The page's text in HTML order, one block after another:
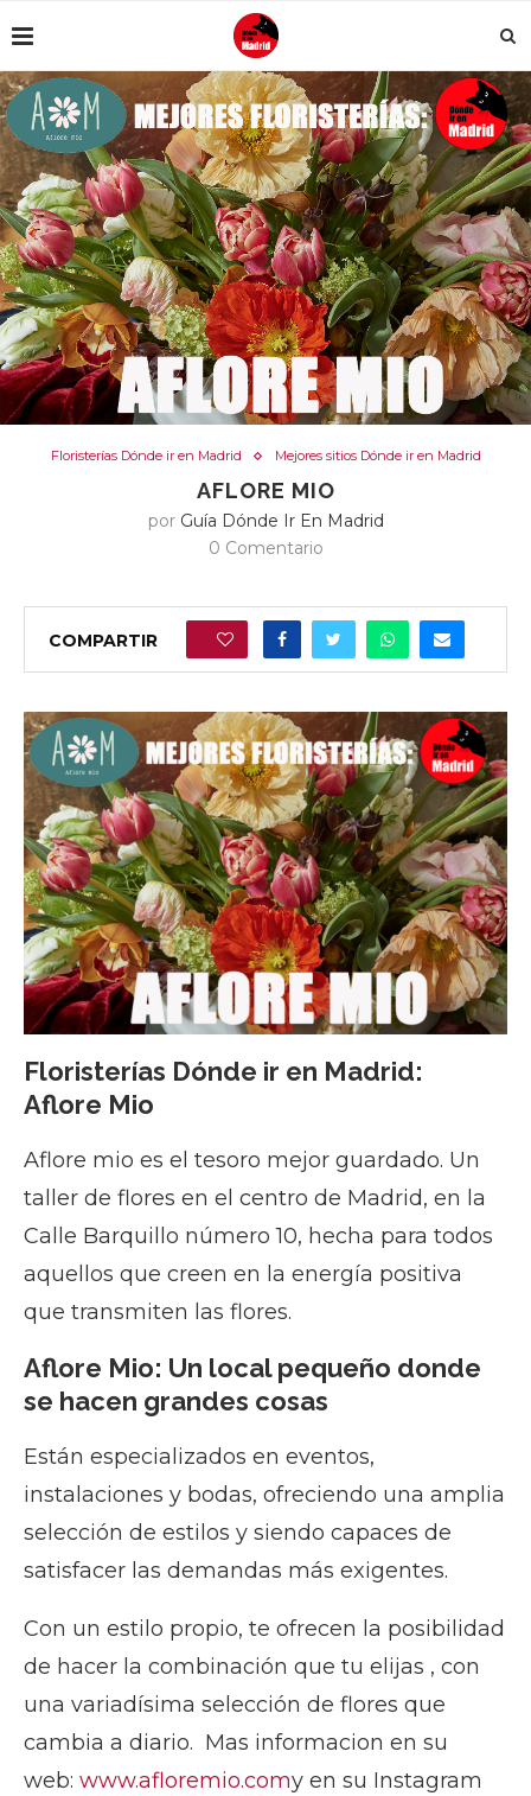
Floristerías Dónde ir en Madrid Mejores sitios Dónde ir en Madrid
AFLORE MIO
por Guía Dónde Ir En Madrid
0 Comentario
COMPARTIR
Floristerías Dónde ir en Madrid:
Aflore Mio
Aflore mio es el tesoro mejor guardado. Un
taller de flores en el centro de Madrid, en la
Calle Barquillo número 10, hecha para todos
aquellos que creen en la energía positiva
que transmiten las flores.
Aflore Mio: Un local pequeño donde
se hacen grandes cosas
Están especializados en eventos,
instalaciones y bodas, ofreciendo una amplia
selección de estilos y siendo capaces de
satisfacer las demandas más exigentes.
Con un estilo propio, te ofrecen la posibilidad
de hacer la combinación que tu elijas , con
una variadísima selección de flores que
cambia a diario. Mas informacion en su
web: www.afloremio.comy en su Instagram